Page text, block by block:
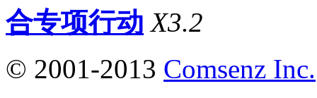
合专项行动 X3.2
© 2001-2013 Comsenz Inc.